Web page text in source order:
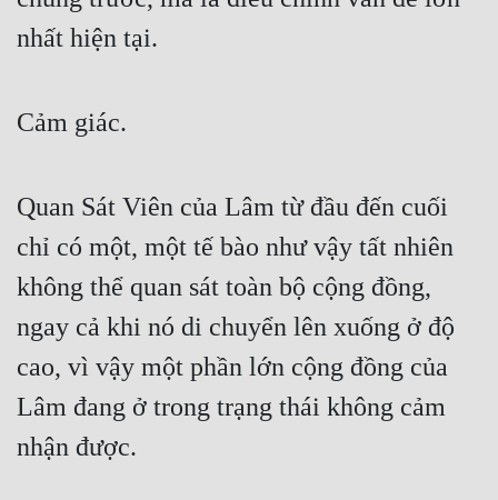
nhất hiện tại.
Cảm giác.
Quan Sát Viên của Lâm từ đầu đến cuối
chỉ có một, một tế bào như vậy tất nhiên
không thể quan sát toàn bộ cộng đồng,
ngay cả khi nó di chuyển lên xuống ở độ
cao, vì vậy một phần lớn cộng đồng của
Lâm đang ở trong trạng thái không cảm
nhận được.